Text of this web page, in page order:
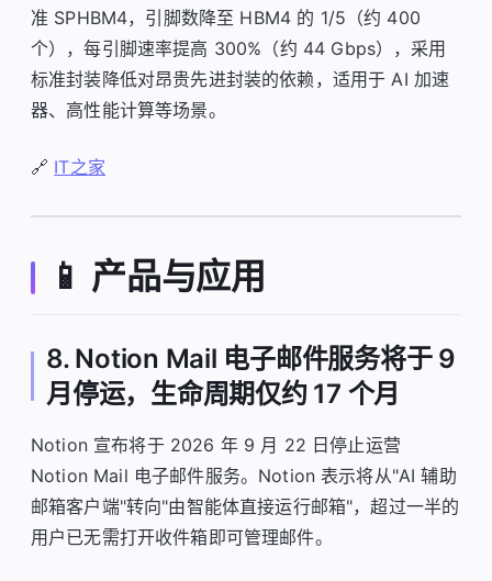
准 SPHBM4，引脚数降至 HBM4 的 1/5（约 400
个），每引脚速率提高 300%（约 44 Gbps），采用
标准封装降低对昂贵先进封装的依赖，适用于 AI 加速
器、高性能计算等场景。
🔗 IT之家
📱 产品与应用
8. Notion Mail 电子邮件服务将于 9
月停运，生命周期仅约 17 个月
Notion 宣布将于 2026 年 9 月 22 日停止运营
Notion Mail 电子邮件服务。Notion 表示将从"AI 辅助
邮箱客户端"转向"由智能体直接运行邮箱"，超过一半的
用户已无需打开收件箱即可管理邮件。